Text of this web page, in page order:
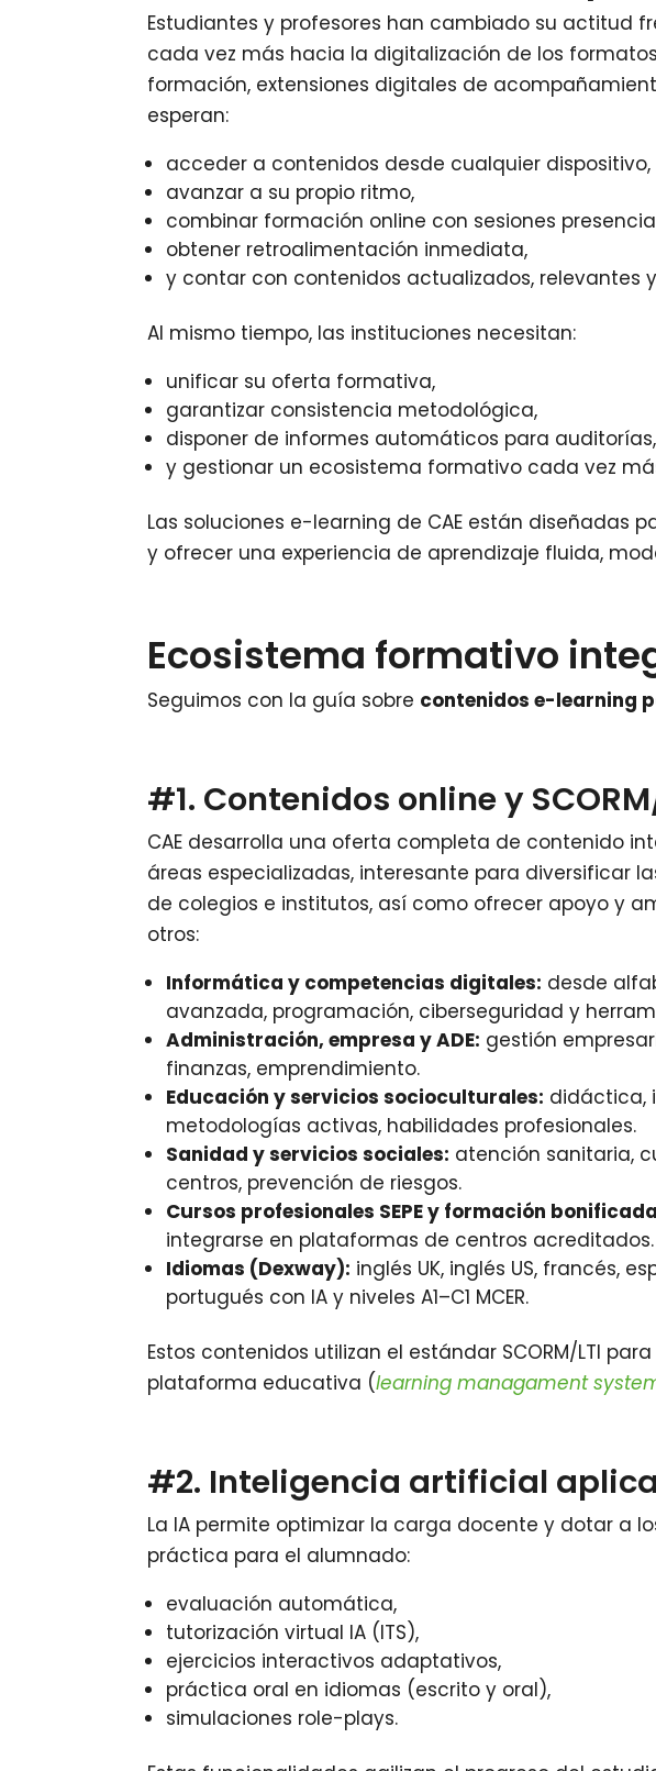
Estudiantes y profesores han cambiado su actitud
cada vez más hacia la digitalización de los
formación, extensiones digitales de
esperan:
acceder a contenidos desde cualquier dispositivo,
avanzar a su propio ritmo,
combinar formación online con sesiones
obtener retroalimentación inmediata,
y contar con contenidos actualizados, relevantes
Al mismo tiempo, las instituciones necesitan:
unificar su oferta formativa,
garantizar consistencia metodológica,
disponer de informes automáticos para auditorías,
y gestionar un ecosistema formativo cada vez
Las soluciones e-learning de CAE están diseñadas
y ofrecer una experiencia de aprendizaje fluida,
Ecosistema formativo
Seguimos con la guía sobre contenidos e-learning
#1. Contenidos online y
CAE desarrolla una oferta completa de contenido
áreas especializadas, interesante para diversificar
de colegios e institutos, así como ofrecer apoyo y
otros:
Informática y competencias digitales: desde
avanzada, programación, ciberseguridad y
Administración, empresa y ADE: gestión
finanzas, emprendimiento.
Educación y servicios socioculturales: didáctica,
metodologías activas, habilidades profesionales.
Sanidad y servicios sociales: atención sanitaria,
centros, prevención de riesgos.
Cursos profesionales SEPE y formación
integrarse en plataformas de centros acreditados.
Idiomas (Dexway): inglés UK, inglés US, francés,
portugués con IA y niveles A1–C1 MCER.
Estos contenidos utilizan el estándar SCORM/LTI
plataforma educativa (learning managament
#2. Inteligencia artificial
La IA permite optimizar la carga docente y dotar a
práctica para el alumnado:
evaluación automática,
tutorización virtual IA (ITS),
ejercicios interactivos adaptativos,
práctica oral en idiomas (escrito y oral),
simulaciones role-plays.